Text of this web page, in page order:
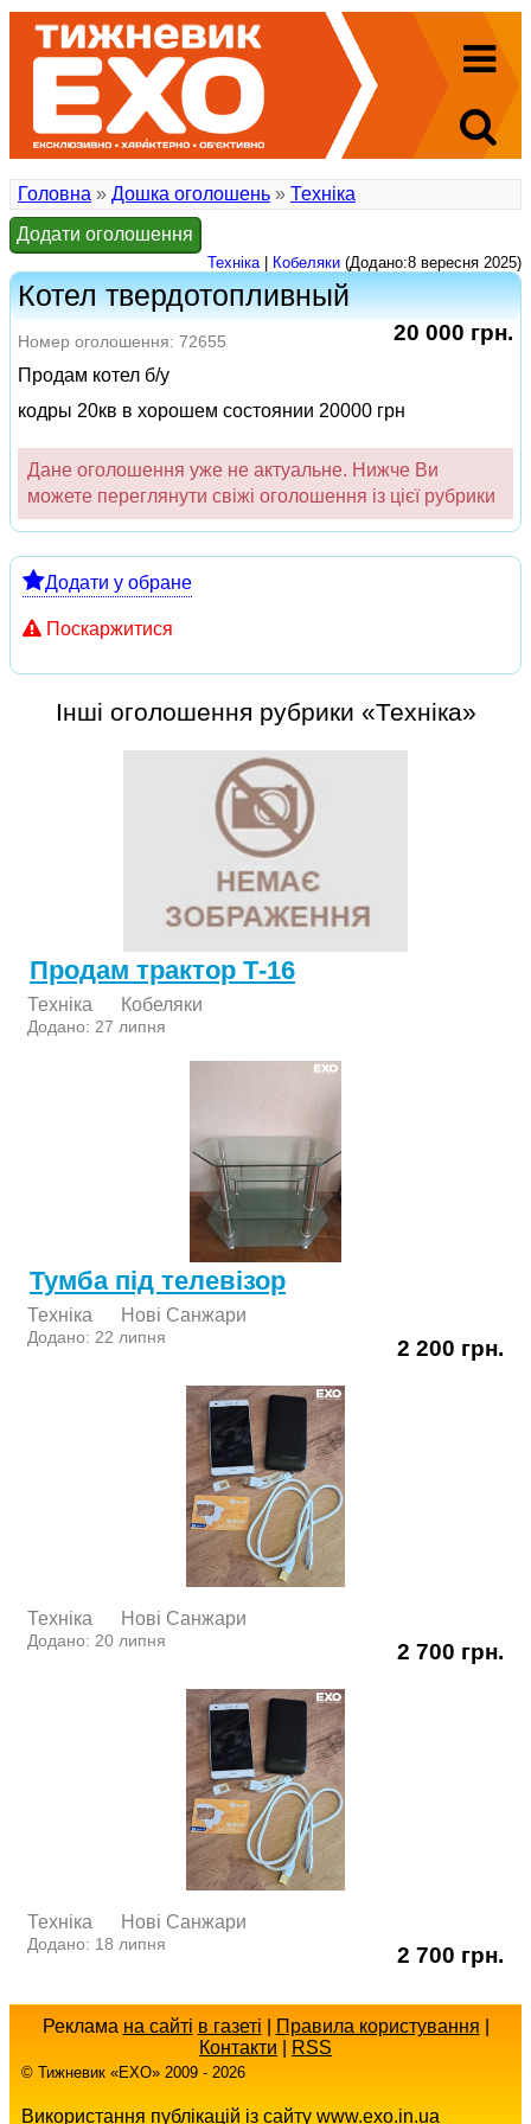
Головна » Дошка оголошень » Техніка
Додати оголошення
Техніка| Кобеляки (Додано:8 вересня 2025)
Котел твердотопливный
20 000 грн.
Номер оголошення: 72655
Продам котел б/у
кодры 20кв в хорошем состоянии 20000 грн
Дане оголошення уже не актуальне. Нижче Ви
можете переглянути свіжі оголошення із цієї рубрики
Додати у обране
Поскаржитися
Інші оголошення рубрики «Техніка»
Продам трактор Т-16
Техніка Кобеляки
Додано: 27 липня
Тумба під телевізор
Техніка Нові Cанжари
Додано: 22 липня 2 200 грн.
Техніка Нові Cанжари
Додано: 20 липня 2 700 грн.
Техніка Нові Cанжари
Додано: 18 липня 2 700 грн.
Реклама на сайті в газеті Правила користування
Контакти
RSS
© Тижневик «EХO» 2009 - 2026
Використання публікацій із сайту www.exo.in.ua